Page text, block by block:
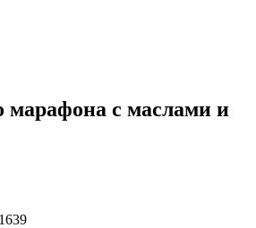
марафона с маслами и
1639